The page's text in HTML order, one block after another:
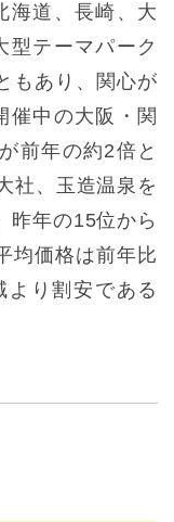
海道、長崎、大
型テーマパーク
もあり、関心が
催中の大阪・関
前年の約2倍と
社、玉造温泉を
昨年の15位から
均価格は前年比
り割安である